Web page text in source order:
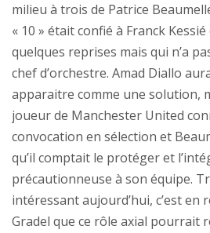
milieu à trois de Patrice
« 10 » était confié à Franck
quelques reprises mais qui n’a
chef d’orchestre. Amad Diallo
apparaitre comme une solution,
joueur de Manchester United
convocation en sélection et
qu’il comptait le protéger et
précautionneuse à son équipe.
intéressant aujourd’hui, c’est en
Gradel que ce rôle axial pourrait